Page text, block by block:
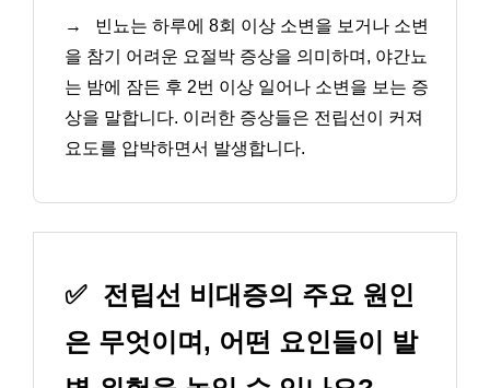
→
빈뇨는 하루에 8회 이상 소변을 보거나 소변
을 참기 어려운 요절박 증상을 의미하며, 야간뇨
는 밤에 잠든 후 2번 이상 일어나 소변을 보는 증
상을 말합니다. 이러한 증상들은 전립선이 커져
요도를 압박하면서 발생합니다.
✅ 전립선 비대증의 주요 원인
은 무엇이며, 어떤 요인들이 발